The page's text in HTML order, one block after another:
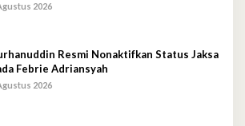
2026
Resmi Nonaktifkan Status Jaksa
Febrie Adriansyah
2026